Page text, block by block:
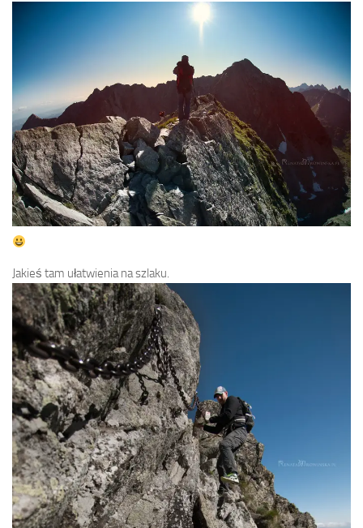
Jakieś tam ułatwienia na szlaku.